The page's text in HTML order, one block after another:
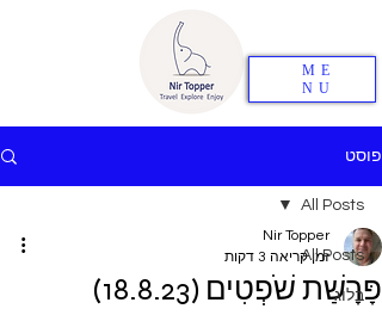
ME
NU
פוסט
All Posts
בלוג
All Posts
פָּרָשַׁת שֹׁפְטִים (18.8.23)
Nir Topper
זמן קריאה 3 דקות